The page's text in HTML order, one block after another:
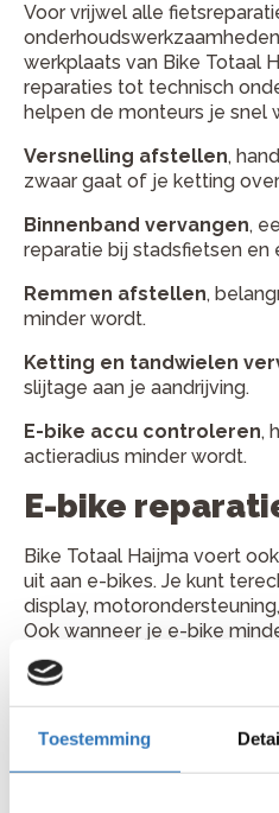
Toestemming
Voor vrijwel alle
werkplaats van Bike Totaal
reparaties tot technisch
helpen de monteurs je snel
Versnelling afstellen,
zwaar gaat of je ketting
Binnenband vervangen,
reparatie bij stadsfietsen en
Remmen afstellen,
minder wordt.
Ketting en tandwielen
slijtage aan je aandrijving.
E-bike accu controleren,
actieradius minder wordt.
E-bike
Bike Totaal Haijma voert
uit aan e-bikes. Je kunt
display,
Ook wanneer je e-bike
een storing toont, kan de
meekijken.
Plan je
Totaal Haijma